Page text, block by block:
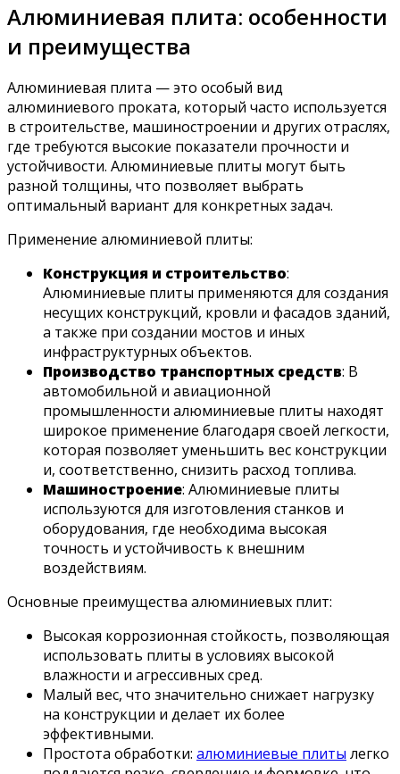
Алюминиевая плита: особенности
и преимущества
Алюминиевая плита — это особый вид
алюминиевого проката, который часто используется
в строительстве, машиностроении и других отраслях,
где требуются высокие показатели прочности и
устойчивости. Алюминиевые плиты могут быть
разной толщины, что позволяет выбрать
оптимальный вариант для конкретных задач.
Применение алюминиевой плиты:
Конструкция и строительство:
Алюминиевые плиты применяются для создания
несущих конструкций, кровли и фасадов зданий,
а также при создании мостов и иных
инфраструктурных объектов.
Производство транспортных средств: В
автомобильной и авиационной
промышленности алюминиевые плиты находят
широкое применение благодаря своей легкости,
которая позволяет уменьшить вес конструкции
и, соответственно, снизить расход топлива.
Машиностроение: Алюминиевые плиты
используются для изготовления станков и
оборудования, где необходима высокая
точность и устойчивость к внешним
воздействиям.
Основные преимущества алюминиевых плит:
Высокая коррозионная стойкость, позволяющая
использовать плиты в условиях высокой
влажности и агрессивных сред.
Малый вес, что значительно снижает нагрузку
на конструкции и делает их более
эффективными.
Простота обработки: алюминиевые плиты легко